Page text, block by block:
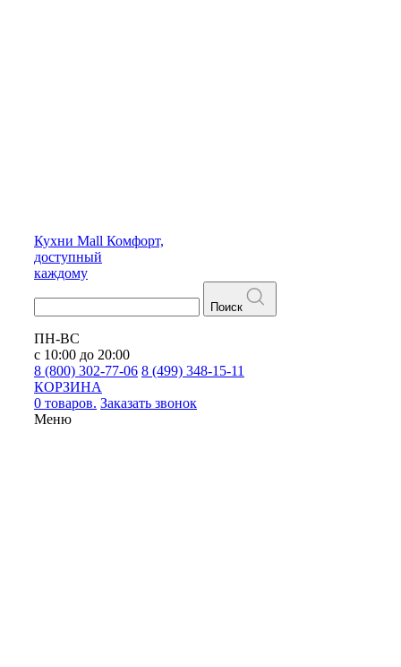
Кухни Mall Комфорт,
доступный
каждому
Поиск
ПН-ВС
с 10:00 до 20:00
8 (800) 302-77-06 8 (499) 348-15-11
КОРЗИНА
0 товаров. Заказать звонок
Меню